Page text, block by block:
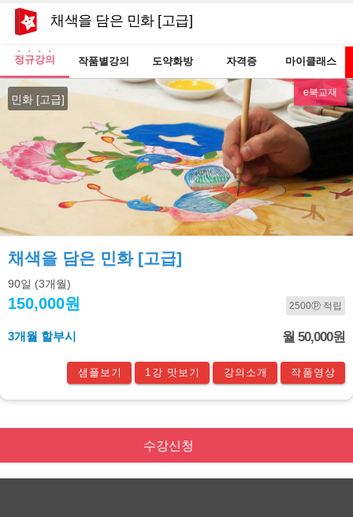
채색을 담은 민화 [고급]
정규강의 작품별강의 도약화방 자격증 마이클래스
e북교재
민화 [고급]
채색을 담은 민화 [고급]
90일 (3개월)
150,000원 2500ⓟ 적립
3개월 할부시 월 50,000원
샘플보기 1강 맛보기 강의소개 작품영상
수강신청